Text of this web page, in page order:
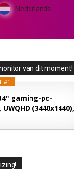
Nederlands
van dit moment!
#1
gaming-pc-
(3440x1440),